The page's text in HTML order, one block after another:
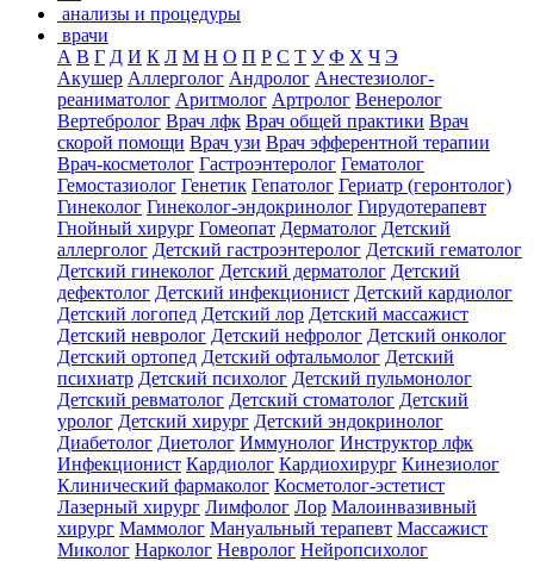
анализы и процедуры
врачи
А В Г Д И К Л М Н О П Р С Т У Ф Х Ч Э
Акушер Аллерголог Андролог Анестезиолог-
реаниматолог Аритмолог Артролог Венеролог
Вертебролог Врач лфк Врач общей практики Врач
скорой помощи Врач узи Врач эфферентной терапии
Врач-косметолог Гастроэнтеролог Гематолог
Гемостазиолог Генетик Гепатолог Гериатр (геронтолог)
Гинеколог Гинеколог-эндокринолог Гирудотерапевт
Гнойный хирург Гомеопат Дерматолог Детский
аллерголог Детский гастроэнтеролог Детский гематолог
Детский гинеколог Детский дерматолог Детский
дефектолог Детский инфекционист Детский кардиолог
Детский логопед Детский лор Детский массажист
Детский невролог Детский нефролог Детский онколог
Детский ортопед Детский офтальмолог Детский
психиатр Детский психолог Детский пульмонолог
Детский ревматолог Детский стоматолог Детский
уролог Детский хирург Детский эндокринолог
Диабетолог Диетолог Иммунолог Инструктор лфк
Инфекционист Кардиолог Кардиохирург Кинезиолог
Клинический фармаколог Косметолог-эстетист
Лазерный хирург Лимфолог Лор Малоинвазивный
хирург Маммолог Мануальный терапевт Массажист
Миколог Нарколог Невролог Нейропсихолог